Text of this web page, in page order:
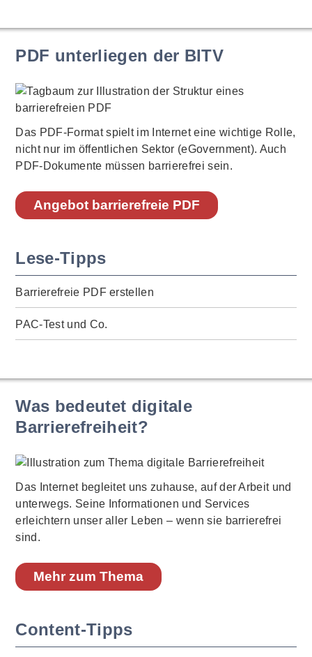
PDF unterliegen der BITV
Das PDF-Format spielt im Internet eine wichtige Rolle,
nicht nur im öffentlichen Sektor (eGovernment). Auch
PDF-Dokumente müssen barrierefrei sein.
Angebot barrierefreie PDF
Lese-Tipps
Barrierefreie PDF erstellen
PAC-Test und Co.
Was bedeutet digitale
Barrierefreiheit?
Das Internet begleitet uns zuhause, auf der Arbeit und
unterwegs. Seine Informationen und Services
erleichtern unser aller Leben – wenn sie barrierefrei
sind.
Mehr zum Thema
Content-Tipps